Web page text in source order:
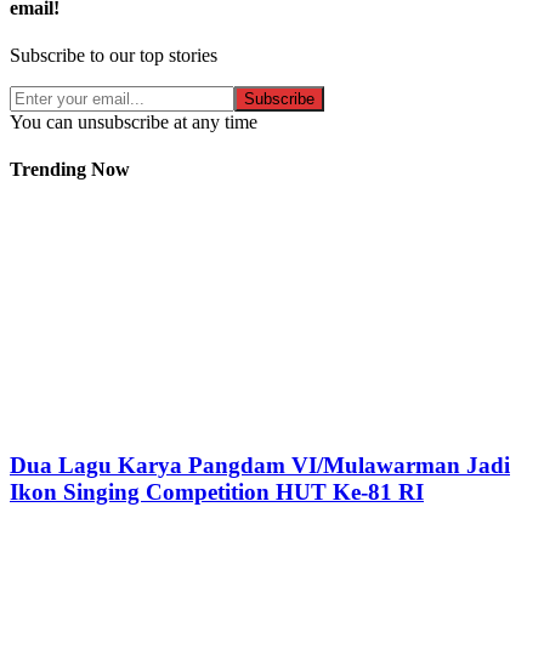
email!
Subscribe to our top stories
Subscribe
You can unsubscribe at any time
Trending Now
Dua Lagu Karya Pangdam VI/Mulawarman Jadi
Ikon Singing Competition HUT Ke-81 RI